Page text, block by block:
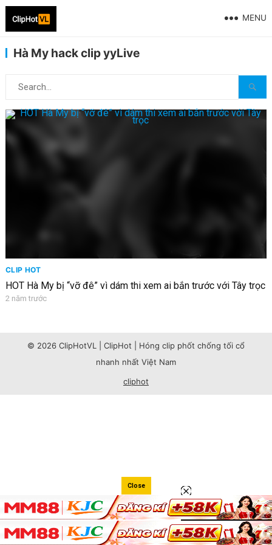
MENU
Hà My hack clip yyLive
CLIP HOT
HOT Hà My bị “vỡ đê” vì dám thi xem ai bắn trước với Tây trọc
2 năm trước
© 2026 ClipHotVL | ClipHot | Hóng clip phốt chống tối cổ
nhanh nhất Việt Nam
cliphot
Close